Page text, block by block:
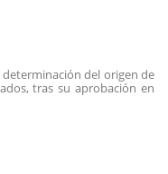
del origen de
tras su aprobación en